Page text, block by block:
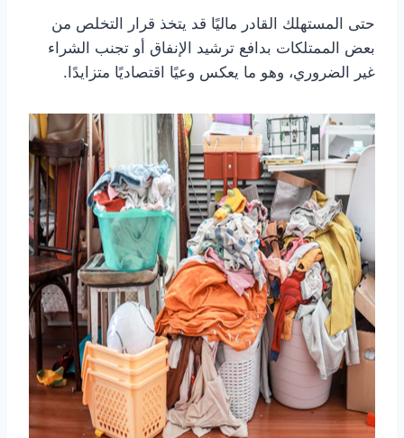
حتى المستهلك القادر ماليًا قد يتخذ قرار التخلص من
بعض الممتلكات بدافع ترشيد الإنفاق أو تجنب الشراء
غير الضروري، وهو ما يعكس وعيًا اقتصاديًا متزايدًا.